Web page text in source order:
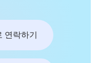
연락하기